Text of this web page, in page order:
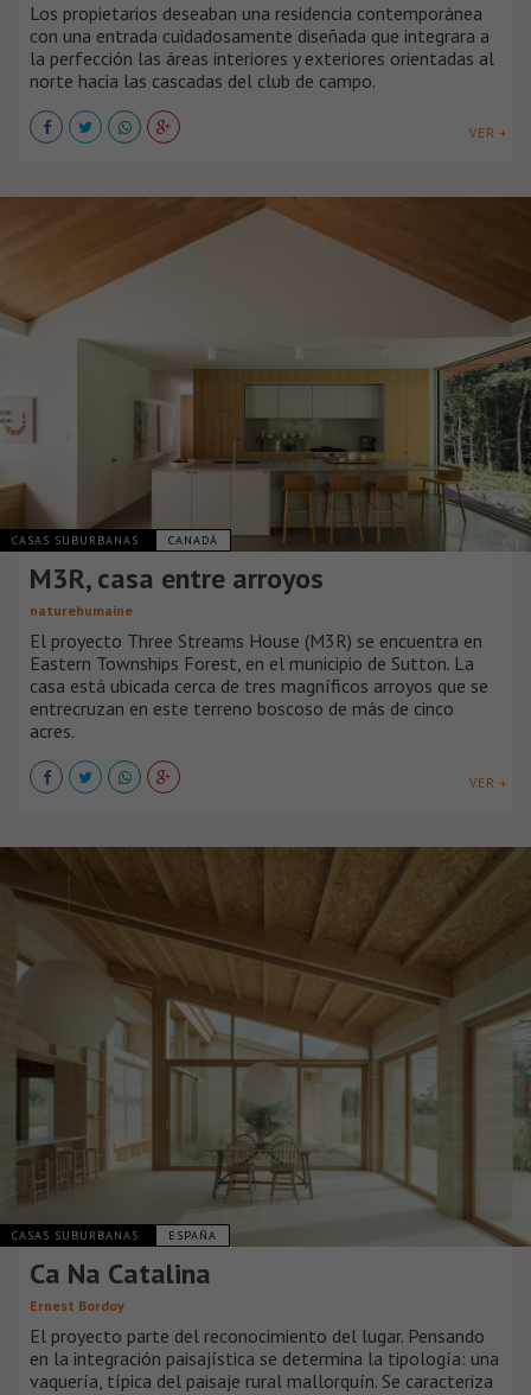
Los propietarios deseaban una residencia contemporánea
con una entrada cuidadosamente diseñada que integrara a
la perfección las áreas interiores y exteriores orientadas al
norte hacia las cascadas del club de campo.
VER +
CASAS SUBURBANAS CANADÁ
M3R, casa entre arroyos
naturehumaine
El proyecto Three Streams House (M3R) se encuentra en
Eastern Townships Forest, en el municipio de Sutton. La
casa está ubicada cerca de tres magníficos arroyos que se
entrecruzan en este terreno boscoso de más de cinco
acres.
VER +
CASAS SUBURBANAS ESPAÑA
Ca Na Catalina
Ernest Bordoy
El proyecto parte del reconocimiento del lugar. Pensando
en la integración paisajística se determina la tipología: una
vaquería, típica del paisaje rural mallorquín. Se caracteriza